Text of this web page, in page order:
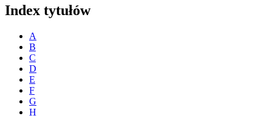
Index tytułów
A
B
C
D
E
F
G
H